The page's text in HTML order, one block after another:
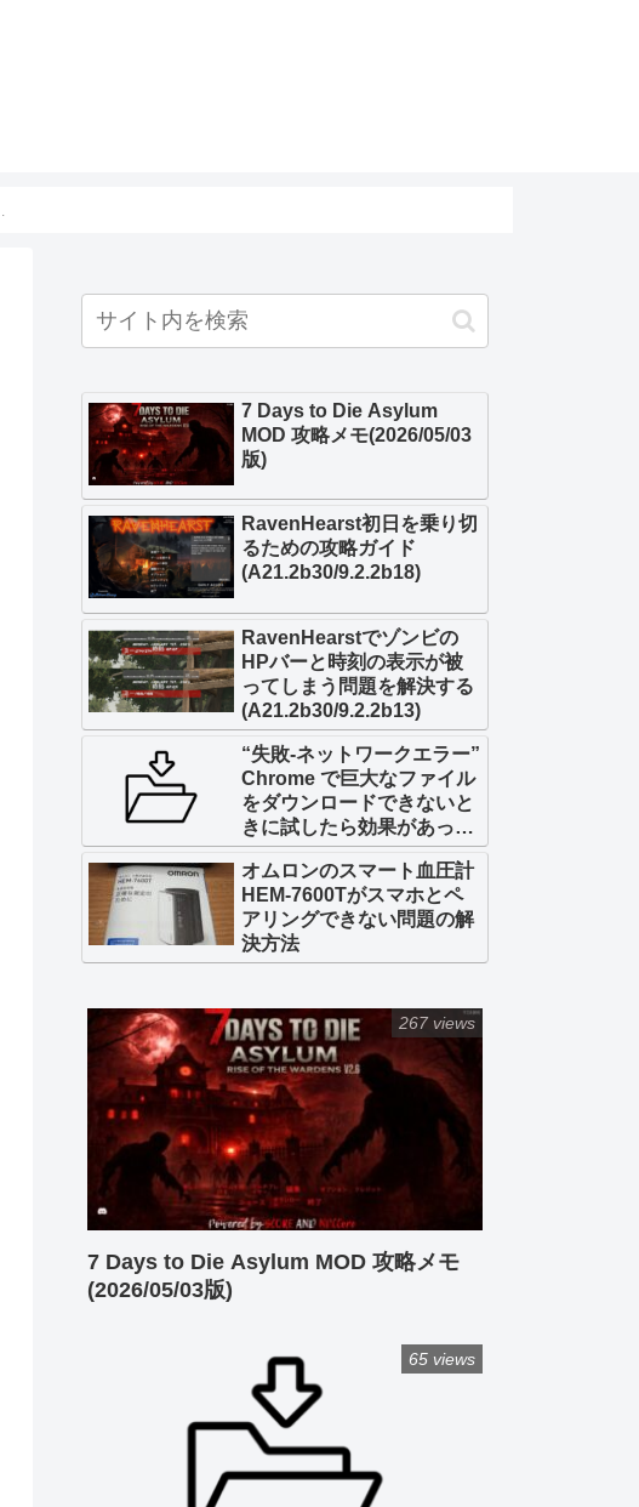
7 Days to Die Asylum
MOD 攻略メモ(2026/05/03
版)
RavenHearst初日を乗り切
るための攻略ガイド
(A21.2b30/9.2.2b18)
RavenHearstでゾンビの
HPバーと時刻の表示が被
ってしまう問題を解決する
(A21.2b30/9.2.2b13)
“失敗-ネットワークエラー”
Chrome で巨大なファイル
をダウンロードできないと
きに試したら効果があった
こと
オムロンのスマート血圧計
HEM-7600Tがスマホとペ
アリングできない問題の解
決方法
7 Days to Die Asylum MOD 攻略メモ
(2026/05/03版)
267 views
65 views